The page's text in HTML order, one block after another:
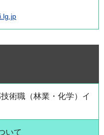
術職（林業・化学）イ
いて